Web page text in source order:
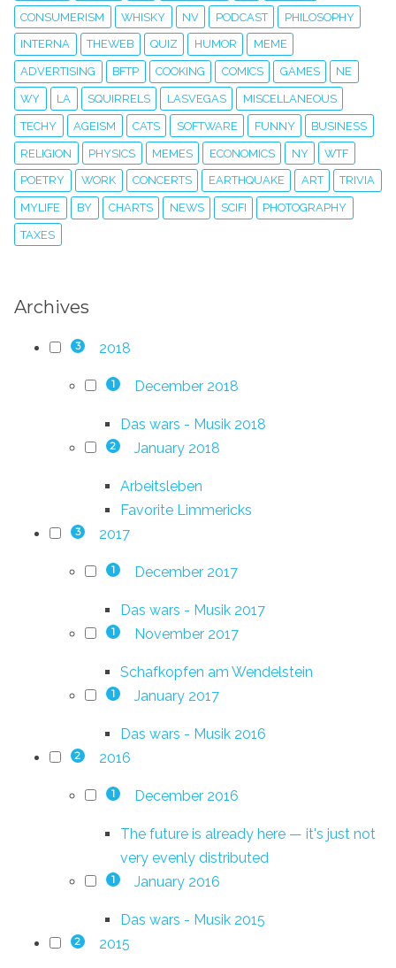
CONSUMERISM WHISKY NV PODCAST PHILOSOPHY
INTERNA THEWEB QUIZ HUMOR MEME
ADVERTISING BFTP COOKING COMICS GAMES NE
WY LA SQUIRRELS LASVEGAS MISCELLANEOUS
TECHY AGEISM CATS SOFTWARE FUNNY BUSINESS
RELIGION PHYSICS MEMES ECONOMICS NY WTF
POETRY WORK CONCERTS EARTHQUAKE ART TRIVIA
MYLIFE BY CHARTS NEWS SCIFI PHOTOGRAPHY
TAXES
Archives
3 2018
1 December 2018
Das wars - Musik 2018
2 January 2018
Arbeitsleben
Favorite Limmericks
3 2017
1 December 2017
Das wars - Musik 2017
1 November 2017
Schafkopfen am Wendelstein
1 January 2017
Das wars - Musik 2016
2 2016
1 December 2016
The future is already here — it's just not
very evenly distributed
1 January 2016
Das wars - Musik 2015
2 2015